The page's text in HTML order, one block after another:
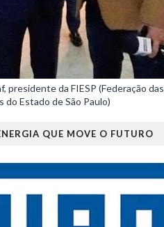
presidente da FIESP (Federação das
do Estado de São Paulo)
QUE MOVE O FUTURO